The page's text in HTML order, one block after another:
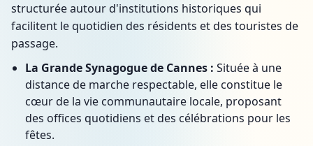
structurée autour d'institutions historiques qui
facilitent le quotidien des résidents et des touristes de
passage.
La Grande Synagogue de Cannes : Située à une
distance de marche respectable, elle constitue le
cœur de la vie communautaire locale, proposant
des offices quotidiens et des célébrations pour les
fêtes.